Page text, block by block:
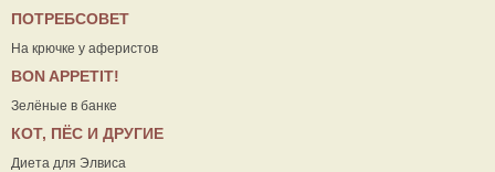
ПОТРЕБСОВЕТ
На крючке у аферистов
ВON APPETIT!
Зелёные в банке
КОТ, ПЁС И ДРУГИЕ
Диета для Элвиса